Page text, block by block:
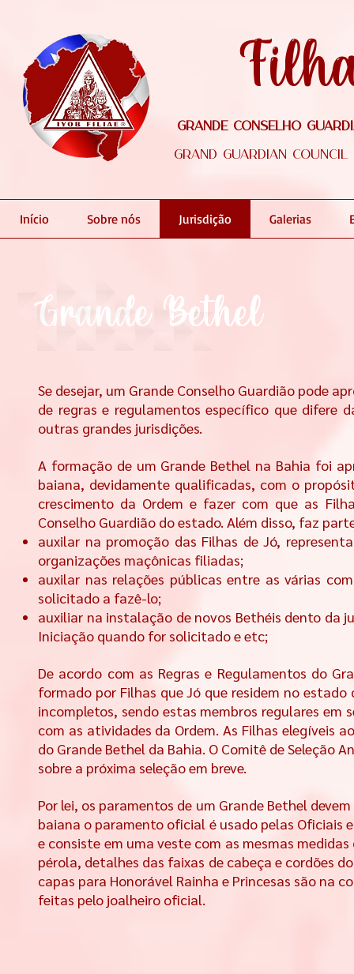
Grande Conselho
Grand Guardian
Início Sobre nós Jurisdição Galerias
Grande Bethel
Se desejar, um Grande Conselho Guardião pode
de regras e regulamentos específico que difere
outras grandes jurisdições.
A formação de um Grande Bethel na Bahia foi
baiana, devidamente qualificadas, com o
crescimento da Ordem e fazer com que as
Conselho Guardião do estado. Além disso, faz
auxilar na promoção das Filhas de Jó,
organizações maçônicas filiadas;
auxilar nas relações públicas entre as várias
solicitado a fazê-lo;
auxiliar na instalação de novos Bethéis dento da
Iniciação quando for solicitado e etc;
De acordo com as Regras e Regulamentos do
formado por Filhas que Jó que residem no
incompletos, sendo estas membros regulares em
com as atividades da Ordem. As Filhas elegíveis
do Grande Bethel da Bahia. O Comitê de Seleção
sobre a próxima seleção em breve.
Por lei, os paramentos de um Grande Bethel
baiana o paramento oficial é usado pelas Oficiais
e consiste em uma veste com as mesmas
pérola, detalhes das faixas de cabeça e cordões
capas para Honorável Rainha e Princesas são na
feitas pelo joalheiro oficial.